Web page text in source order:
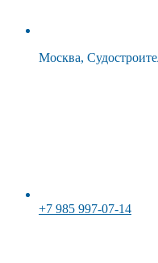
Москва,
+7 985 997-07-14